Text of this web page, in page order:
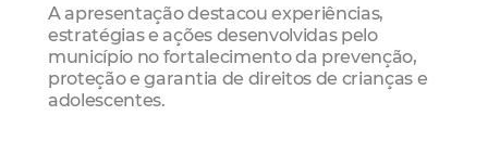
A apresentação destacou experiências,
estratégias e ações desenvolvidas pelo
município no fortalecimento da prevenção,
proteção e garantia de direitos de crianças e
adolescentes.